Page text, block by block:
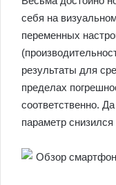
себя на
переменных
результаты для
пределах
соответственно.
параметр